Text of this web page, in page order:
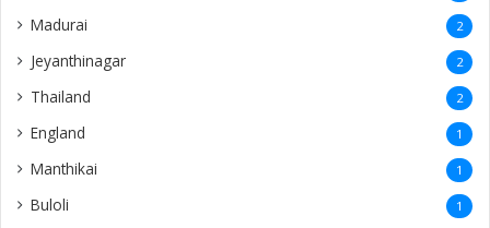
Madurai 2
Jeyanthinagar 2
Thailand 2
England 1
Manthikai 1
Buloli 1